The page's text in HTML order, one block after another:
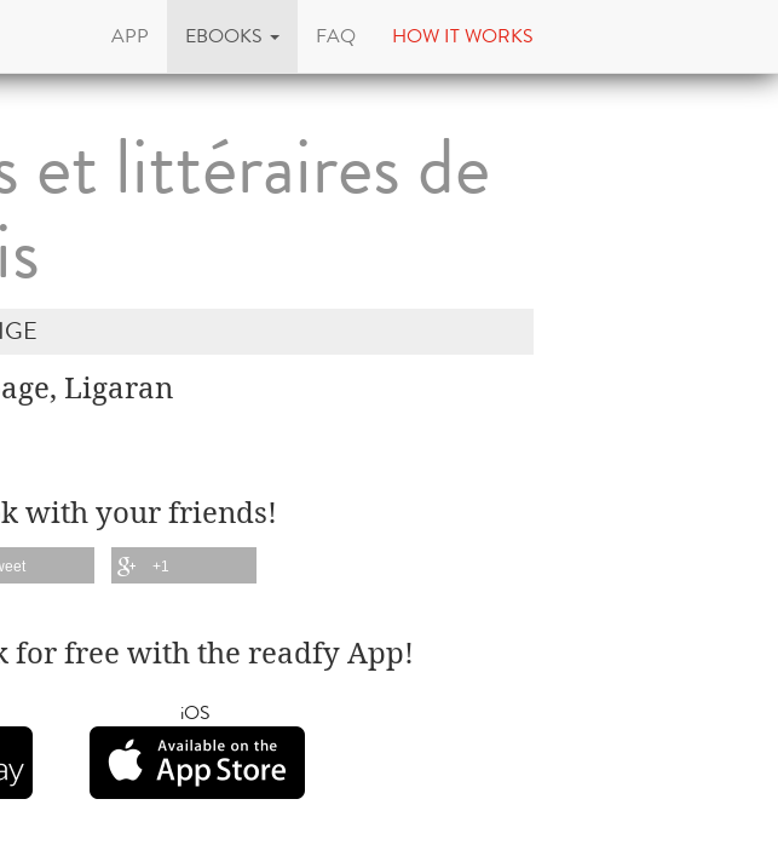
APP EBOOKS FAQ HOW IT WORKS
et littéraires de
Ligaran
with your friends!
+1
for free with the readfy App!
iOS